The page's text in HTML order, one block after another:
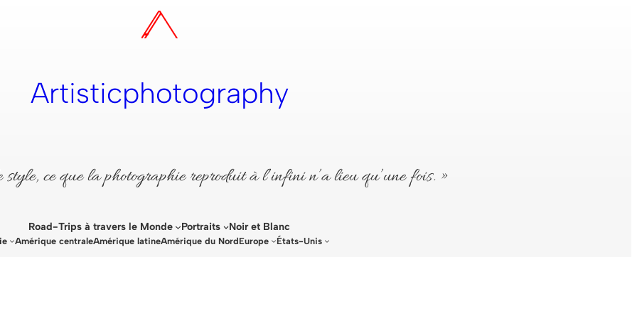
Artisticphotography
ce que la photographie reproduit à l’infini n’a lieu qu’une fois. »
Road-Trips à travers le Monde Portraits Noir et Blanc
Amérique centraleAmérique latineAmérique du NordEurope États-Unis